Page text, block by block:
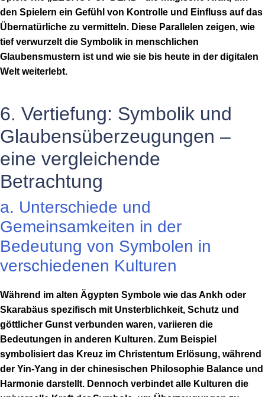
den Spielern ein Gefühl von Kontrolle und Einfluss auf das
Übernatürliche zu vermitteln. Diese Parallelen zeigen, wie
tief verwurzelt die Symbolik in menschlichen
Glaubensmustern ist und wie sie bis heute in der digitalen
Welt weiterlebt.
6. Vertiefung: Symbolik und
Glaubensüberzeugungen –
eine vergleichende
Betrachtung
a. Unterschiede und
Gemeinsamkeiten in der
Bedeutung von Symbolen in
verschiedenen Kulturen
Während im alten Ägypten Symbole wie das Ankh oder
Skarabäus spezifisch mit Unsterblichkeit, Schutz und
göttlicher Gunst verbunden waren, variieren die
Bedeutungen in anderen Kulturen. Zum Beispiel
symbolisiert das Kreuz im Christentum Erlösung, während
der Yin-Yang in der chinesischen Philosophie Balance und
Harmonie darstellt. Dennoch verbindet alle Kulturen die